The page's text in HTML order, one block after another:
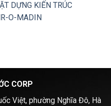
DỰNG KIẾN TRÚC
O-MADIN
CORP
Việt, phường Nghĩa Đô, Hà